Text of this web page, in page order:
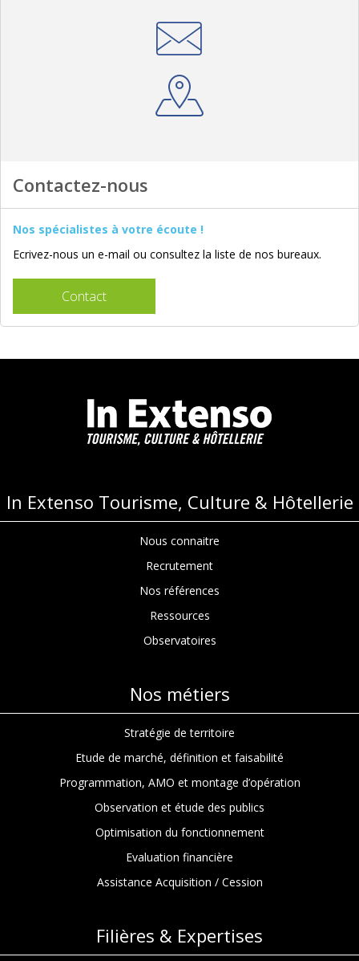
Contactez-nous
Nos spécialistes à votre écoute !
Ecrivez-nous un e-mail ou consultez la liste de nos bureaux.
Contact
In Extenso Tourisme, Culture & Hôtellerie
Nous connaitre
Recrutement
Nos références
Ressources
Observatoires
Nos métiers
Stratégie de territoire
Etude de marché, définition et faisabilité
Programmation, AMO et montage d’opération
Observation et étude des publics
Optimisation du fonctionnement
Evaluation financière
Assistance Acquisition / Cession
Filières & Expertises